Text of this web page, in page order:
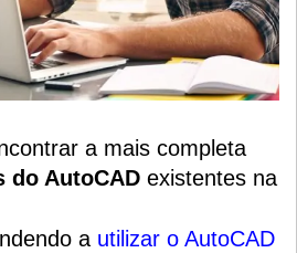
a mais completa
do AutoCAD existentes na
a utilizar o AutoCAD